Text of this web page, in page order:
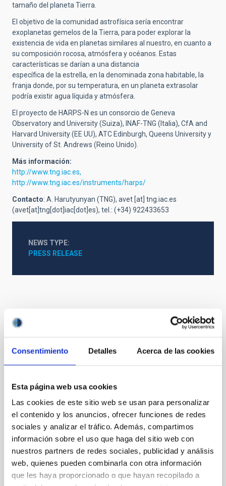
Consentimiento Detalles Acerca de las cookies
Esta página web usa cookies
Las cookies de este sitio web se usan para personalizar
el contenido y los anuncios, ofrecer funciones de redes
sociales y analizar el tráfico. Además, compartimos
información sobre el uso que haga del sitio web con
nuestros partners de redes sociales, publicidad y análisis
web, quienes pueden combinarla con otra información
que les haya proporcionado o que hayan recopilado a
tamaño del planeta Tierra.
El objetivo de la comunidad astrofísica sería encontrar
exoplanetas gemelos de la Tierra, para poder explorar la
existencia de vida en planetas similares al nuestro, en cuanto a
su composición rocosa, atmósfera y océanos. Estas
características se darían a una distancia
específica de la estrella, en la denominada zona habitable, la
franja donde, por su temperatura, en un planeta extrasolar
podría existir agua líquida y atmósfera.
El proyecto de HARPS-N es un consorcio de Geneva
Observatory and University (Suiza), INAF-TNG (Italia), CfA and
Harvard University (EE UU), ATC Edinburgh, Queens University y
University of St. Andrews (Reino Unido).
Más información:
http://www.tng.iac.es,
http://www.tng.iac.es/instruments/harps/
Contacto: A. Harutyunyan (TNG), avet [at] tng.iac.es
(avet[at]tng[dot]iac[dot]es), tel.: (+34) 922433653
NEWS TYPE
PRESS RELEASE
It may interest you
público del Phe Festival
El IAC colabora por segundo año consecutivo con el
festival de música y tendencias de Puerto de la Cruz
con actividades gratuitas que permitirán a los
asistentes descubrir el Observatorio del Teide y
observar el Sol con telescopios especializados. El
Instituto de Astrofísica de Canarias (IAC) se suma
nuevamente al Phe Festival , que celebra su décimo